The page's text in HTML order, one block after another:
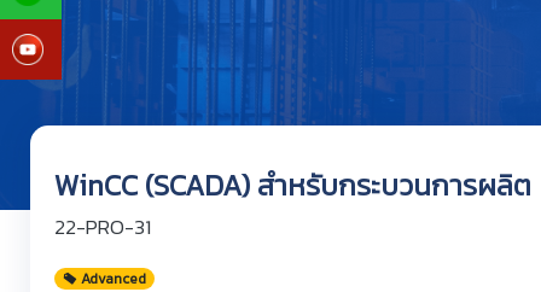
WinCC (SCADA) สำหรับกระบวนการผลิต
22-PRO-31
Advanced